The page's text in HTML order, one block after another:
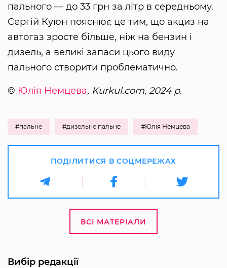
пального — до 33 грн за літр в середньому.
Сергій Куюн пояснює це тим, що акциз на
автогаз зросте більше, ніж на бензин і
дизель, а великі запаси цього виду
пального створити проблематично.
© Юлія Немцева, Kurkul.com, 2024 р.
#пальне #дизельне пальне #Юлія Немцева
ПОДІЛИТИСЯ В СОЦМЕРЕЖАХ
ВСІ МАТЕРІАЛИ
Вибір редакції